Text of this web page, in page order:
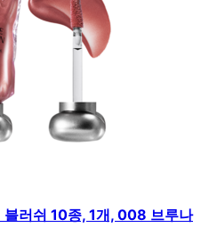
블러쉬 10종, 1개, 008 브루나